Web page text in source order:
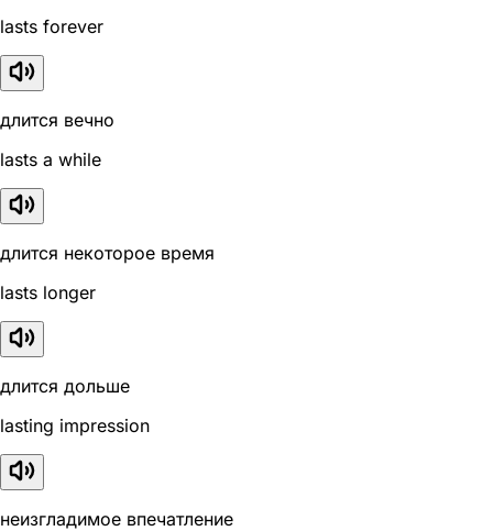
lasts forever
длится вечно
lasts a while
длится некоторое время
lasts longer
длится дольше
lasting impression
неизгладимое впечатление